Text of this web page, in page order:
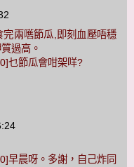
兩嚿節瓜,即刻血壓唔穩
過高。
乜節瓜會咁架咩?
早晨呀。多謝，自己炸同